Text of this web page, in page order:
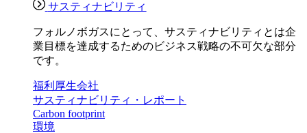
サスティナビリティ
フォルノボガスにとって、サスティナビリティとは企
業目標を達成するためのビジネス戦略の不可欠な部分
です。
福利厚生会社
サスティナビリティ・レポート
Carbon footprint
環境